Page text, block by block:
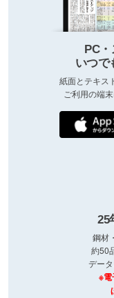
PC
いつで
紙面とテキス
ご利用の端
25
鋼材
約50
デー
※電